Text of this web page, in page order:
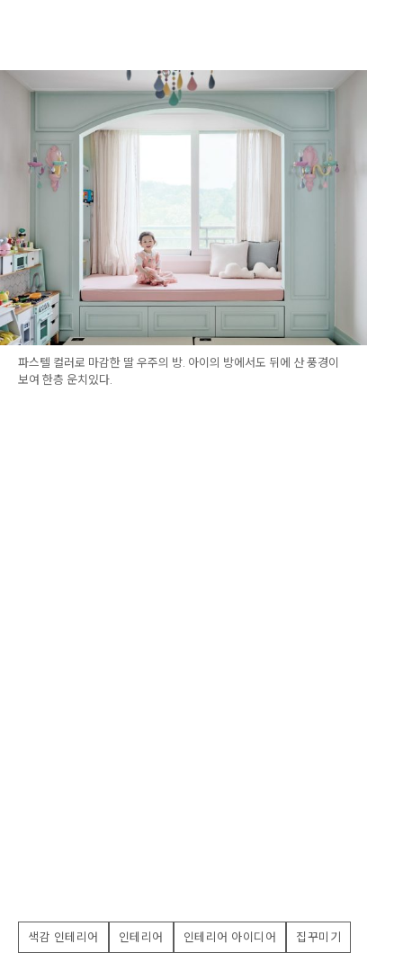
파스텔 컬러로 마감한 딸 우주의 방. 아이의 방에서도 뒤에 산 풍경이
보여 한층 운치있다.
색감 인테리어 인테리어 인테리어 아이디어
집꾸미기